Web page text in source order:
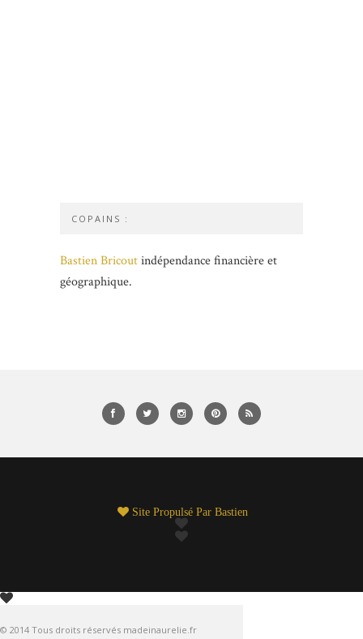
COPAINS :
Bastien Bricoutindépendance financière et
géographique.
Site Propulsé Par Bastien
© 2014 Tous droits réservés madeinaurelie.fr